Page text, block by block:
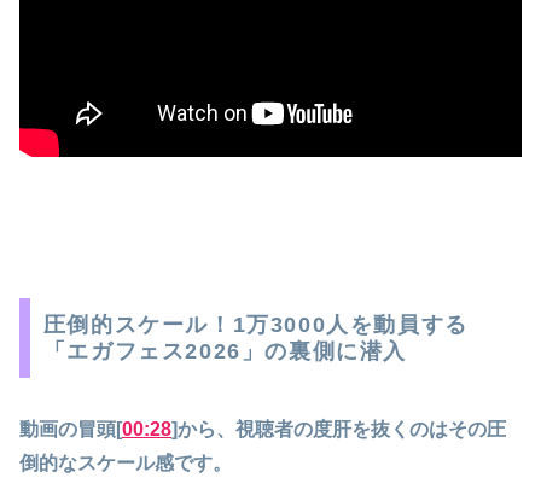
圧倒的スケール！1万3000人を動員する
「エガフェス2026」の裏側に潜入
動画の冒頭[00:28]から、視聴者の度肝を抜くのはその圧
倒的なスケール感です。